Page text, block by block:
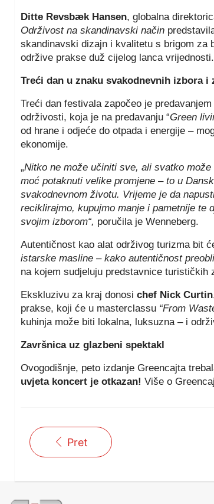
Ditte Revsbæk Hansen, globalna
Održivost na skandinavski način
skandinavski dizajn i kvalitetu s brigom za
održive prakse duž cijelog lanca vrijednosti.
Treći dan u znaku svakodnevnih izbora i
Treći dan festivala započeo je predavanjem
održivosti, koja je na predavanju “Green
od hrane i odjeće do otpada i energije –
ekonomije.
„Nitko ne može učiniti sve, ali svatko
moć potaknuti velike promjene – to u
svakodnevnom životu. Vrijeme je da
reciklirajmo, kupujmo manje i pametnije te
svojim izborom“, poručila je Wenneberg.
Autentičnost kao alat održivog turizma bit
istarske masline – kako autentičnost
na kojem sudjeluju predstavnice
Ekskluzivu za kraj donosi chef Nick Curtin
prakse, koji će u masterclassu “From
kuhinja može biti lokalna, luksuzna – i
Završnica uz glazbeni spektakl
Ovogodišnje, peto izdanje Greencajta
uvjeta koncert je otkazan! Više o
Pret